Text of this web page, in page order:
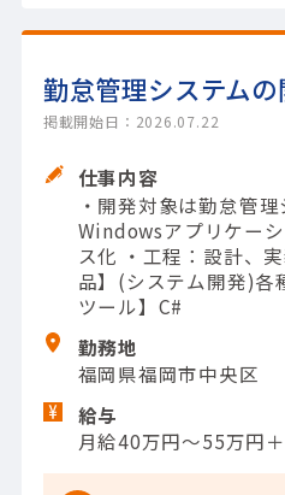
勤怠管理システム
掲載開始日：2026.07.22
仕事内容
・開発対象は勤怠管理
Windowsアプリケー
ス化 ・工程：設計、
品】(システム開発)各
ツール】C#
勤務地
福岡県福岡市中央区
給与
月給40万円～55万円